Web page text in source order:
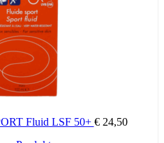
Fluid LSF 50+ €24,50